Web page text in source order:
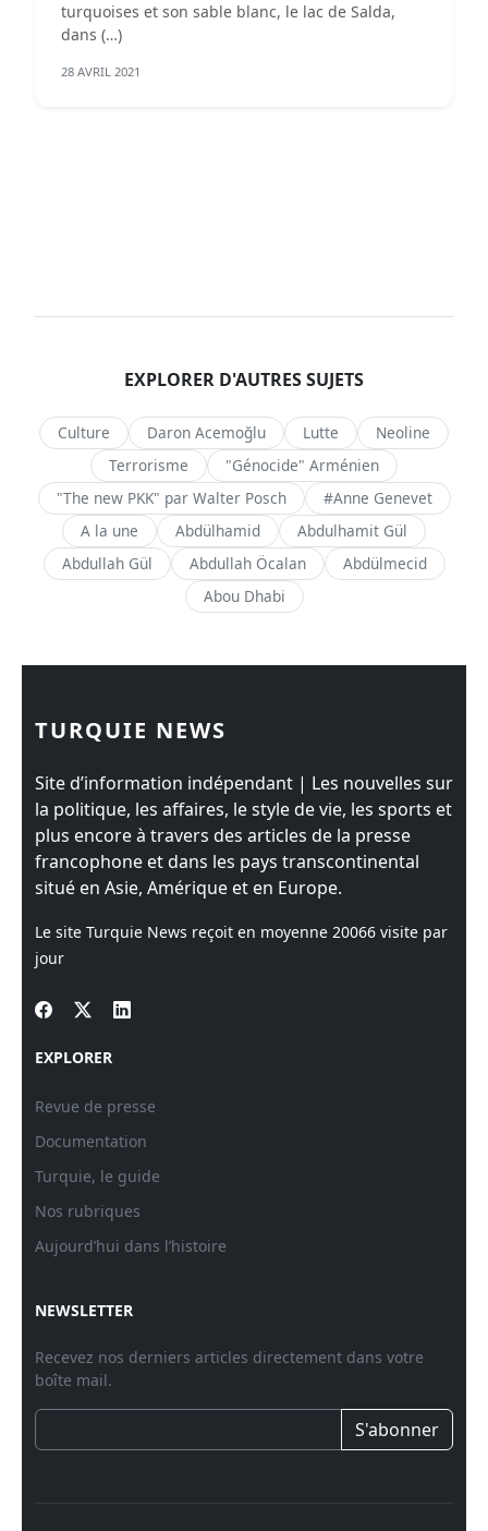
turquoises et son sable blanc, le lac de Salda,
dans (…)
28 AVRIL 2021
EXPLORER D'AUTRES SUJETS
Culture Daron Acemoğlu Lutte
Neoline
Terrorisme
"Génocide" Arménien
"The new PKK" par Walter Posch
#Anne Genevet
A la une
Abdülhamid
Abdulhamit Gül
Abdullah Gül
Abdullah Öcalan
Abdülmecid
Abou Dhabi
TURQUIE NEWS
Site d’information indépendant | Les nouvelles sur
la politique, les affaires, le style de vie, les sports et
plus encore à travers des articles de la presse
francophone et dans les pays transcontinental
situé en Asie, Amérique et en Europe.
Le site Turquie News reçoit en moyenne 20066 visite par
jour
EXPLORER
Revue de presse
Documentation
Turquie, le guide
Nos rubriques
Aujourd’hui dans l’histoire
NEWSLETTER
Recevez nos derniers articles directement dans votre
boîte mail.
S'abonner